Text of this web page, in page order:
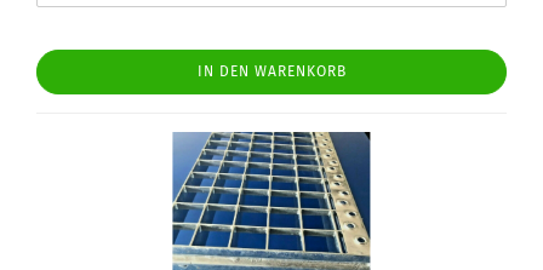
IN DEN WARENKORB